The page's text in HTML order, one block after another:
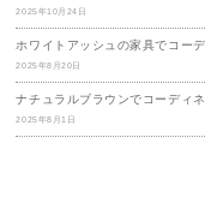
2025年10月24日
ホワイトアッシュの家具でコー
2025年8月20日
ナチュラルブラウンでコーディ
2025年8月1日